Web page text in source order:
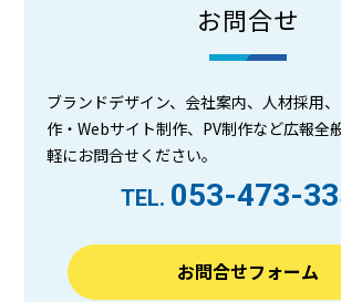
お問合せ
ブランドデザイン、会社案内、人材採用
作・Webサイト制作、PV制作など広報全
軽にお問合せください。
TEL. 053-473-
お問合せフォーム